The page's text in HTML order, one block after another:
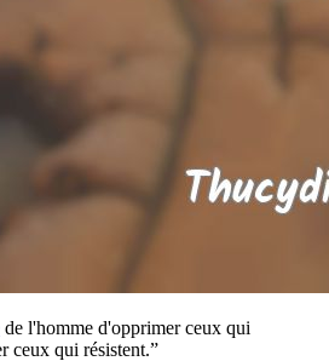
de l'homme d'opprimer ceux qui
ceux qui résistent.”